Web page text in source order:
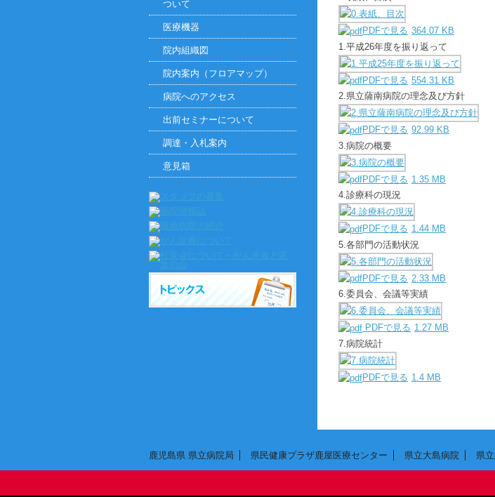
PDFで見る 364.07 KB
1.平成26年度を振り返って
PDFで見る 554.31 KB
2.県立薩南病院の理念及び方針
PDFで見る 92.99 KB
3.病院の概要
PDFで見る 1.35 MB
4.診療科の現況
PDFで見る 1.44 MB
5.各部門の活動状況
PDFで見る 2.33 MB
6.委員会、会議等実績
PDFで見る 1.27 MB
7.病院統計
PDFで見る 1.4 MB
ついて
医療機器
院内組織図
院内案内（フロアマップ）
病院へのアクセス
出前セミナーについて
調達・入札案内
意見箱
鹿児島県 県立病院局 県民健康プラザ鹿屋医療センター 県立大島病院 県